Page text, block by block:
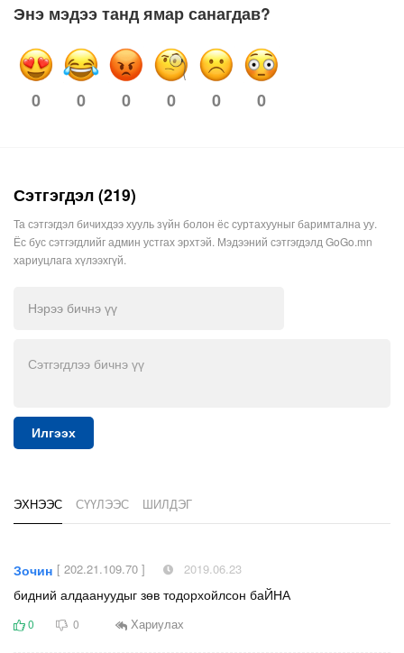
Энэ мэдээ танд ямар санагдав?
0 0 0 0 0 0
Сэтгэгдэл (219)
Та сэтгэгдэл бичихдээ хууль зүйн болон ёс суртахууныг баримтална уу.
Ёс бус сэтгэгдлийг админ устгах эрхтэй. Мэдээний сэтгэгдэлд GoGo.mn
хариуцлага хүлээхгүй.
Илгээх
ЭХНЭЭС СҮҮЛЭЭС ШИЛДЭГ
Зочин [ 202.21.109.70 ] 2019.06.23
бидний алдаануудыг зөв тодорхойлсон баЙНА
0 0 Хариулах